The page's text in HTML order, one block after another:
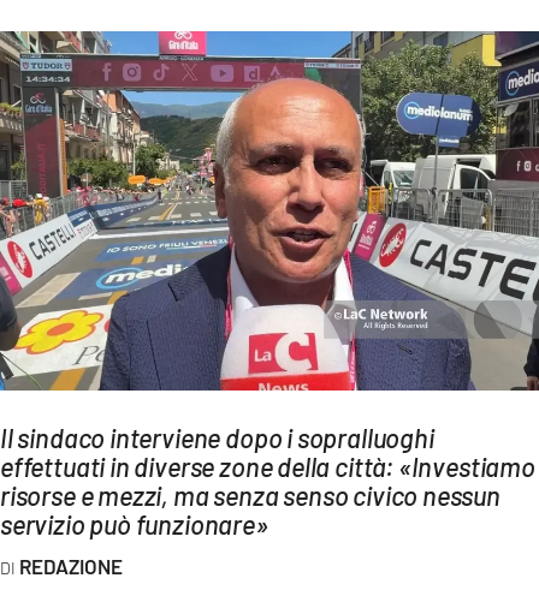
SANITÀ
SPORT
CULTURA
AMBIENTE
Streaming
LAC TV
LAC NETWORK
LAC ONAIR
LaC
Network
LACPLAY.IT
LACTV.IT
LACONAIR.IT
Il sindaco interviene dopo i sopralluoghi
effettuati in diverse zone della città: «Investiamo
risorse e mezzi, ma senza senso civico nessun
servizio può funzionare»
REDAZIONE